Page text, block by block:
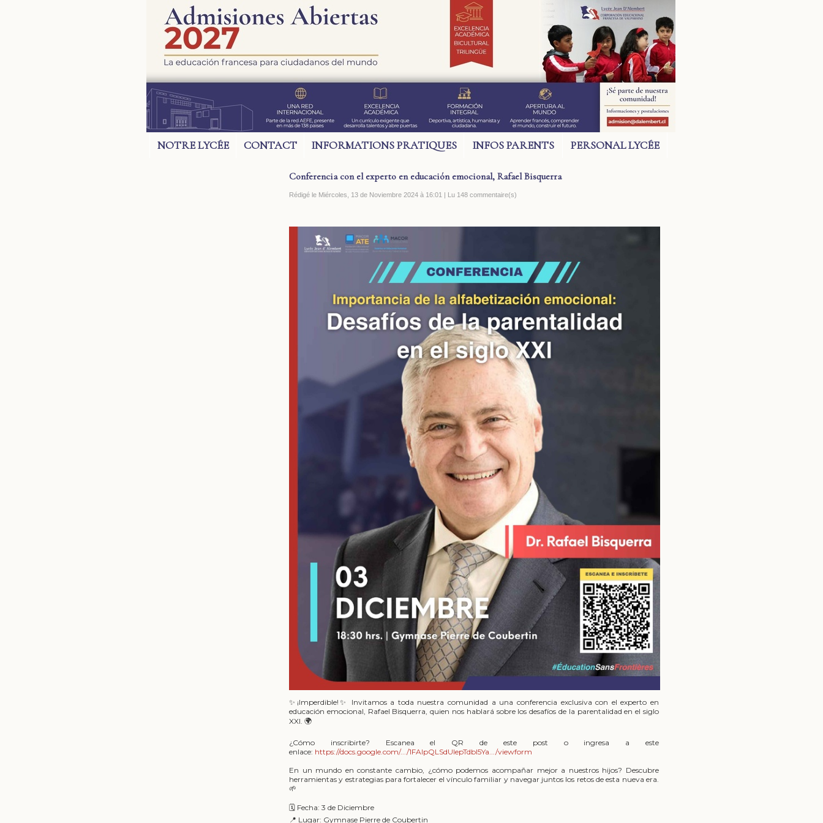
NOTRE LYCÉE CONTACT INFORMATIONS PRATIQUES INFOS PARENTS PERSONAL LYCÉE
Conferencia con el experto en educación emocional, Rafael Bisquerra
Rédigé le Miércoles, 13 de Noviembre 2024 à 16:01 | Lu 148 commentaire(s)
✨¡Imperdible!✨ Invitamos a toda nuestra comunidad a una conferencia exclusiva con el experto en
educación emocional, Rafael Bisquerra, quien nos hablará sobre los desafíos de la parentalidad en el siglo
XXI. 🌍
¿Cómo inscribirte? Escanea el QR de este post o ingresa a este
enlace: https://docs.google.com/.../1FAIpQLSdUIepTdbl5Ya.../viewform
En un mundo en constante cambio, ¿cómo podemos acompañar mejor a nuestros hijos? Descubre
herramientas y estrategias para fortalecer el vínculo familiar y navegar juntos los retos de esta nueva era.
🌱
🗓 Fecha: 3 de Diciembre
📍 Lugar: Gymnase Pierre de Coubertin